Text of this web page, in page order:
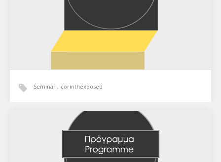
Παράλληλες εκδηλώσεις
Corinth Exposed / Ημέρες φωτογραφίας Κορινθίας
Seminar corinthexposed